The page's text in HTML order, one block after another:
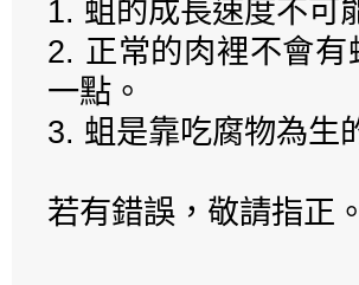
1. 蛆的成長速度不可
2. 正常的肉裡不會
一點。
3. 蛆是靠吃腐物為生
若有錯誤，敬請指正。